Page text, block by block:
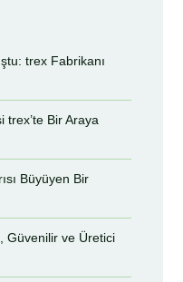
trex Fabrikanı
trex’te Bir Araya
Büyüyen Bir
Güvenilir ve Üretici